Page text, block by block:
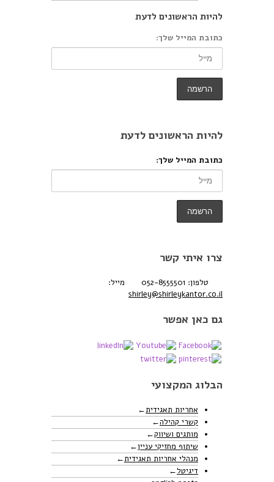
להיות הראשונים לדעת
כתובת המייל שלך:
להיות הראשונים לדעת
כתובת המייל שלך:
צרו איתי קשר
טלפון: 052-8555501
מייל:
shirley@shirleykantor.co.il
גם כאן אפשר
הבלוג המקצועי
אחריות תאגידית
קשרי קהילה
מותגים ושיווק
שיתוף מחזיקי עניין
מנהלי אחריות תאגידית
דיגיטל